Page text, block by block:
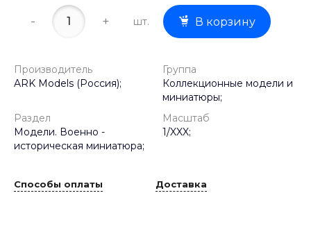
- + шт. В корзину
Производитель
ARK Models (Россия);
Группа
Коллекционные модели и
миниатюры;
Раздел
Модели. Военно -
историческая миниатюра;
Масштаб
1/XXX;
Способы оплаты Доставка